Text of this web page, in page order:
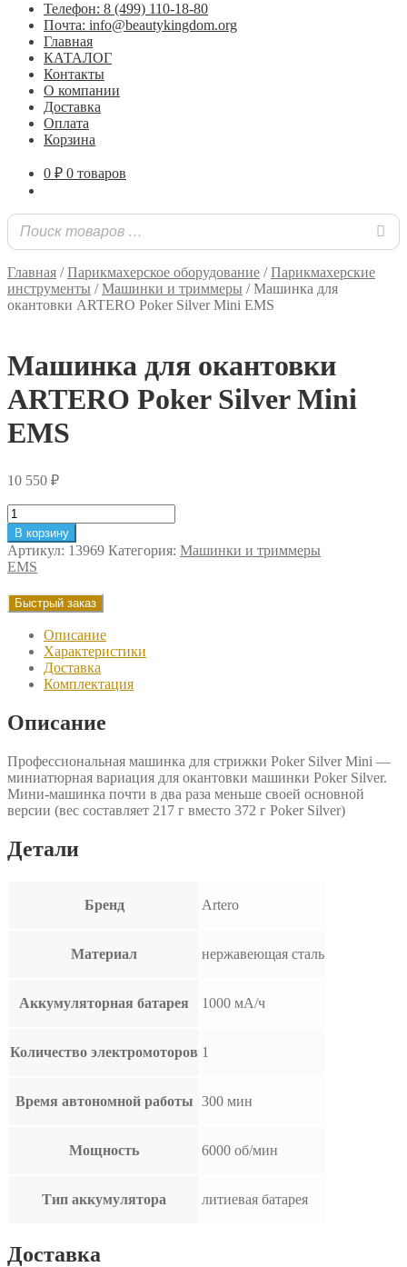
Телефон: 8 (499) 110-18-80
Почта: info@beautykingdom.org
Главная
КАТАЛОГ
Контакты
О компании
Доставка
Оплата
Корзина
0 ₽ 0 товаров
Главная /Парикмахерское оборудование /Парикмахерские
инструменты /Машинки и триммеры /Машинка для
окантовки ARTERO Poker Silver Mini EMS
Машинка для окантовки
ARTERO Poker Silver Mini
EMS
10 550 ₽
Количество
товара
Машинка
для
окантовки
ARTERO
Poker
Mini
EMS
В корзину
Артикул: 13969 Категория: Машинки и триммеры
EMS
Быстрый заказ
Описание
Характеристики
Доставка
Комплектация
Описание
Профессиональная машинка для стрижки Poker Silver Mini —
миниатюрная вариация для окантовки машинки Poker Silver.
Мини-машинка почти в два раза меньше своей основной
версии (вес составляет 217 г вместо 372 г Poker Silver)
Детали
Бренд Artero
Материал нержавеющая сталь
Аккумуляторная батарея 1000 мА/ч
Количество электромоторов 1
Время автономной работы 300 мин
Мощность 6000 об/мин
Тип аккумулятора литиевая батарея
Доставка